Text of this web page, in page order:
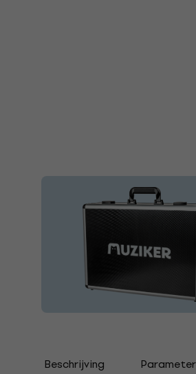
Beschrijving